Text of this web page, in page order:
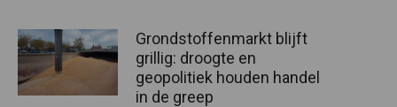
Grondstoffenmarkt blijft
grillig: droogte en
geopolitiek houden handel
in de greep